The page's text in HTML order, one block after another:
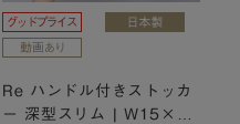
Re ハンドル付きストッカ
ー 深型スリム | W15×D4